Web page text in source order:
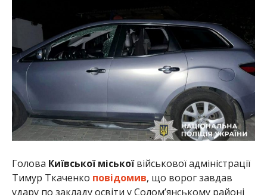
Голова Київської міськоївійськової адміністрації
Тимур Ткаченко повідомив, що ворог завдав
удару по закладу освіти у Солом’янському районі